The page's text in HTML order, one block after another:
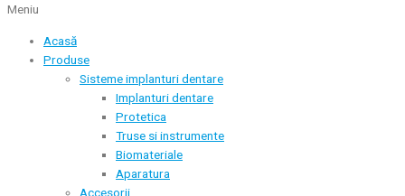
Meniu
Acasă
Produse
Sisteme implanturi dentare
Implanturi dentare
Protetica
Truse si instrumente
Biomateriale
Aparatura
Accesorii